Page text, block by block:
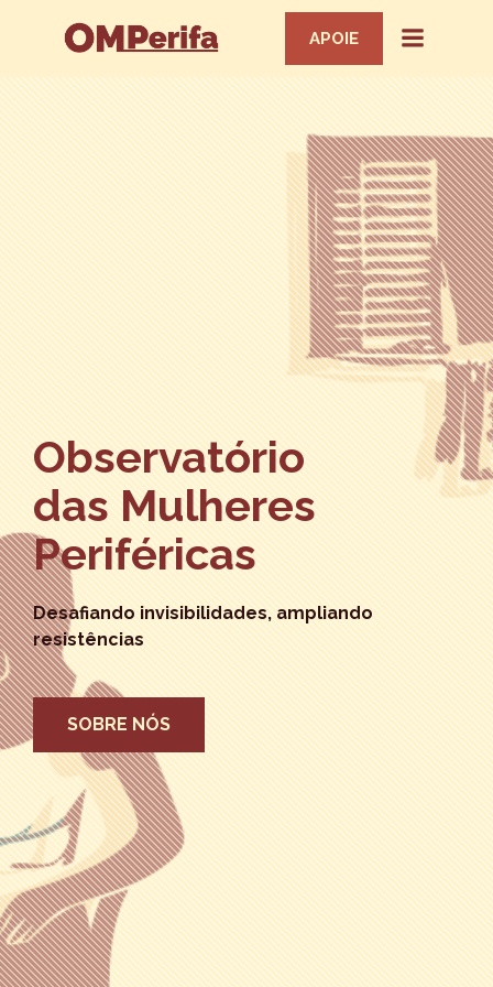
APOIE
Observatório
das Mulheres
Periféricas
Desafiando invisibilidades, ampliando
resistências
SOBRE NÓS